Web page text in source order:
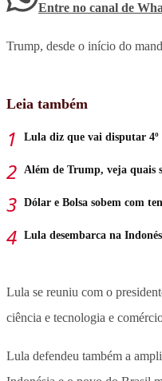
Entre no canal de
Trump, desde o início do
Leia também
Lula diz que vai disputar 4º
Além de Trump, veja quais
Dólar e Bolsa sobem com
Lula desembarca na
Lula se reuniu com o
ciência e tecnologia e
Lula defendeu também a